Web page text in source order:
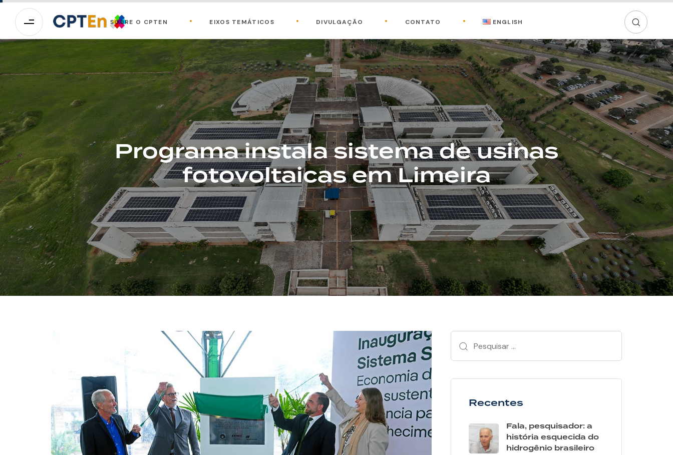
SOBRE O CPTEN EIXOS TEMÁTICOS DIVULGAÇÃO CONTATO ENGLISH
Programa instala sistema de usinas
fotovoltaicas em Limeira
Recentes
Fala, pesquisador: a
história esquecida do
hidrogênio brasileiro